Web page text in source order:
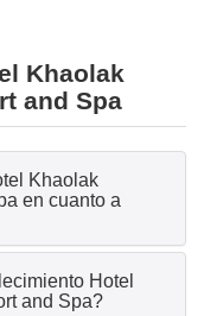
Khaolak
and Spa
Khaolak
en cuanto a
Hotel
and Spa?